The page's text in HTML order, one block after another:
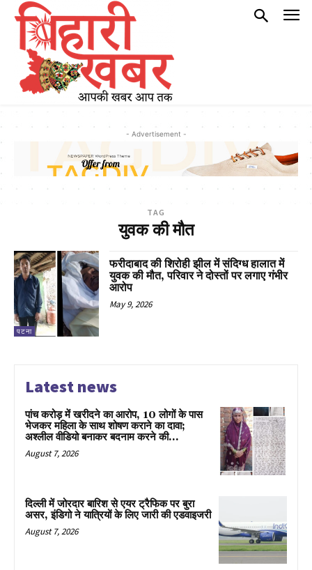
- Advertisement -
TAG
युवक की मौत
पटना
फरीदाबाद की शिरोही झील में संदिग्ध हालात में
युवक की मौत, परिवार ने दोस्तों पर लगाए गंभीर
आरोप
May 9, 2026
Latest news
पांच करोड़ में खरीदने का आरोप, 10 लोगों के पास
भेजकर महिला के साथ शोषण कराने का दावा;
अश्लील वीडियो बनाकर बदनाम करने की...
August 7, 2026
दिल्ली में जोरदार बारिश से एयर ट्रैफिक पर बुरा
असर, इंडिगो ने यात्रियों के लिए जारी की एडवाइजरी
August 7, 2026